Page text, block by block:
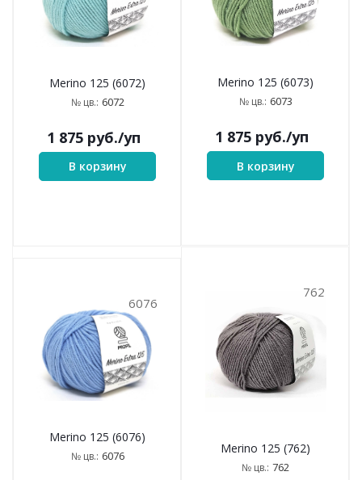
Merino 125 (6072)
№ цв.: 6072
1 875руб./уп
В корзину
Merino 125 (6073)
№ цв.: 6073
1 875руб./уп
В корзину
6076
Merino 125 (6076)
№ цв.: 6076
762
Merino 125 (762)
№ цв.: 762